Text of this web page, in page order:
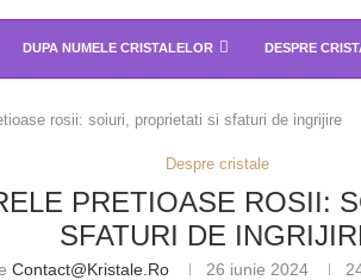
DUPA NUMELE CRISTALELOR DESPRE
rosii: soiuri, proprietati si sfaturi de ingrijire
Despre cristale
PRETIOASE ROSII:
SFATURI DE
Contact@kristale.ro 26 iunie 2024